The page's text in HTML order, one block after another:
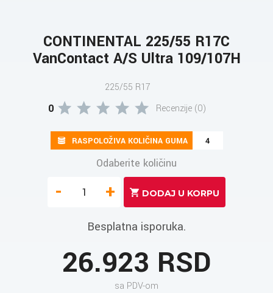
CONTINENTAL 225/55 R17C
VanContact A/S Ultra 109/107H
225/55 R17
0 Recenzije (0)
RASPOLOŽIVA KOLIČINA GUMA 4
Odaberite količinu
- +
Besplatna isporuka.
26.923 RSD
sa PDV-om